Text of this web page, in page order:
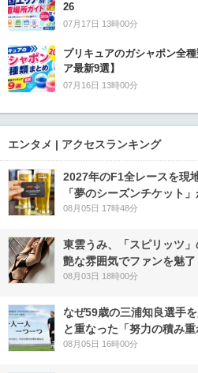
26
07月17日 13時00分
プリキュアのガシャポン全
ア最新9選】
07月16日 13時00分
エンタメ | アクセスランキング
2027年のF1全レースを現
「夢のシーズンチケット
08月05日 17時48分
東雲うみ、「スピリッツ
艶な雰囲気でファンを魅了
08月03日 18時00分
なぜ59歳の三浦知良選手
と重なった「努力の積み重
08月05日 16時00分